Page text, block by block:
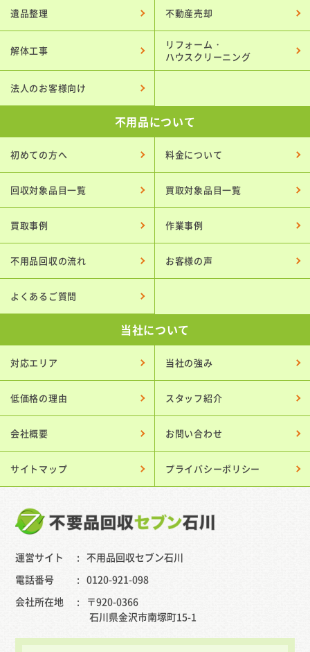
遺品整理 不動産売却
解体工事
リフォーム・
ハウスクリーニング
法人のお客様向け
不用品について
初めての方へ 料金について
回収対象品目一覧 買取対象品目一覧
買取事例 作業事例
不用品回収の流れ お客様の声
よくあるご質問
当社について
対応エリア 当社の強み
低価格の理由 スタッフ紹介
会社概要 お問い合わせ
サイトマップ プライバシーポリシー
運営サイト
不用品回収セブン石川
電話番号
0120-921-098
会社所在地
〒920-0366
石川県金沢市南塚町15-1